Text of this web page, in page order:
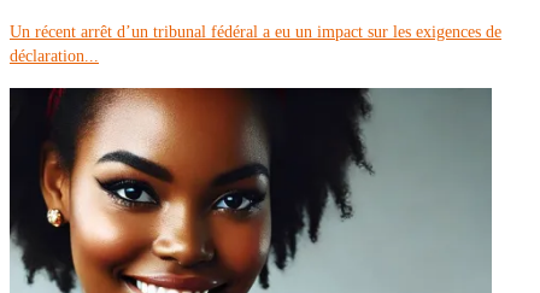
Un récent arrêt d’un tribunal fédéral a eu un impact sur les exigences de
déclaration...